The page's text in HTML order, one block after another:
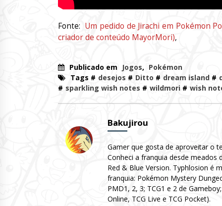
Fonte: Um pedido de Jirachi em Pokémon
criador de conteúdo MayorMori),
Publicado em Jogos, Pokémon
Tags # desejos # Ditto # dream island #
# sparkling wish notes # wildmori # wish
Bakujirou
Gamer que gosta de aproveitar o
Conheci a franquia desde meados
Red & Blue Version. Typhlosion é
franquia: Pokémon Mystery
PMD1, 2, 3; TCG1 e 2 de
Online, TCG Live e TCG Pocket).